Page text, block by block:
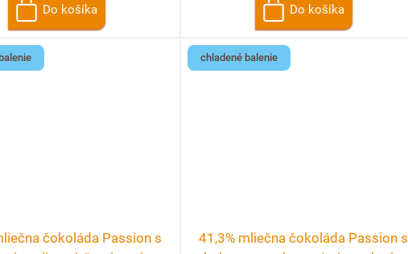
Do košíka Do košíka
čokoláda Passion s
chladené balenie
41,3% mliečna čokoláda Passion s